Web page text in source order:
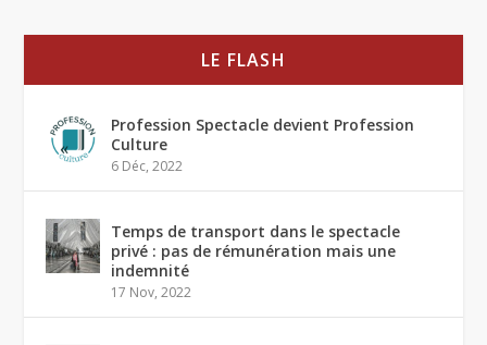
LE FLASH
Profession Spectacle devient Profession
Culture
6 Déc, 2022
Temps de transport dans le spectacle
privé : pas de rémunération mais une
indemnité
17 Nov, 2022